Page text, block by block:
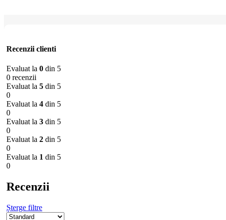
Recenzii clienti
Evaluat la 0 din 5
0 recenzii
Evaluat la 5 din 5
0
Evaluat la 4 din 5
0
Evaluat la 3 din 5
0
Evaluat la 2 din 5
0
Evaluat la 1 din 5
0
Recenzii
Șterge filtre